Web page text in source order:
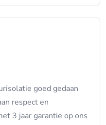
goed gedaan
respect en
3 jaar garantie op ons